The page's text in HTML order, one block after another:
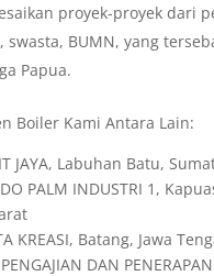
proyek-proyek dari
swasta, BUMN, yang
Papua.
Boiler Kami Antara Lain:
JAYA, Labuhan Batu,
PALM INDUSTRI 1,
KREASI, Batang, Jawa
DAN PENERAPAN